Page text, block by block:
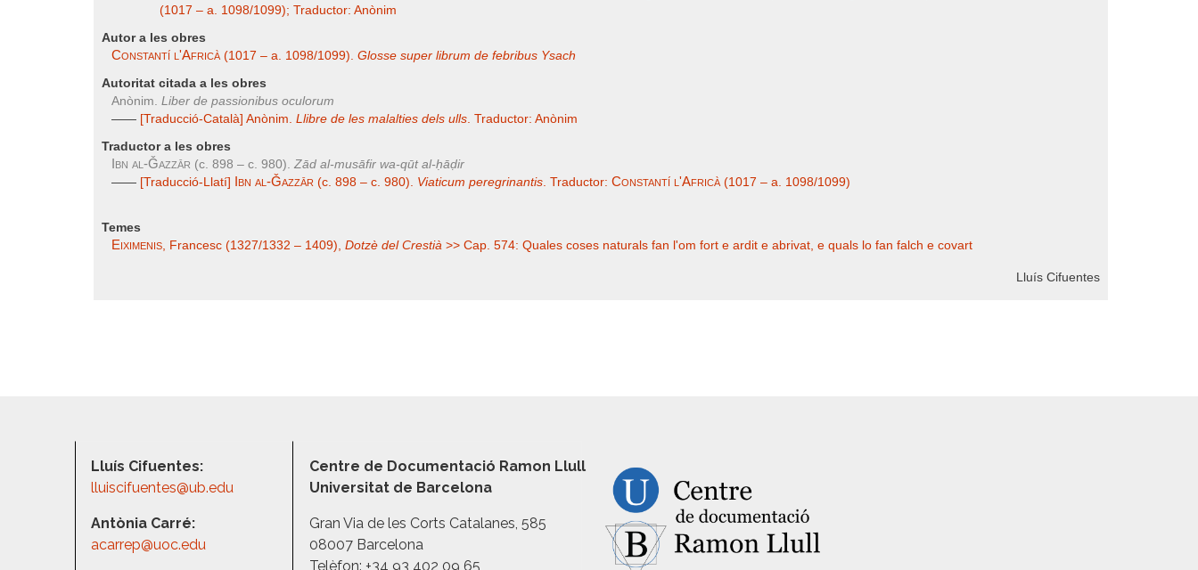
(1017 – a. 1098/1099); Traductor: Anònim
Autor a les obres
Constantí l'Africà(1017 – a. 1098/1099). Glosse super librum de febribus Ysach
Autoritat citada a les obres
Anònim. Liber de passionibus oculorum
—— [Traducció-Català] Anònim. Llibre de les malalties dels ulls. Traductor: Anònim
Traductor a les obres
Ibn al-Ǧazzār (c. 898 – c. 980). Zād al-musāfir wa-qūt al-ḥāḍir
—— [Traducció-Llatí] Ibn al-Ǧazzār (c. 898 – c. 980). Viaticum peregrinantis. Traductor: Constantí l'Africà(1017 – a. 1098/1099)
Temes
Eiximenis, Francesc (1327/1332 – 1409), Dotzè del Crestià >> Cap. 574: Quales coses naturals fan l'om fort e ardit e abrivat, e quals lo fan falch e covart
Lluís Cifuentes
Lluís Cifuentes:
lluiscifuentes@ub.edu
Antònia Carré:
acarrep@uoc.edu
Centre de Documentació Ramon Llull
Universitat de Barcelona
Gran Via de les Corts Catalanes, 585
08007 Barcelona
Telèfon: +34 93 402 09 65